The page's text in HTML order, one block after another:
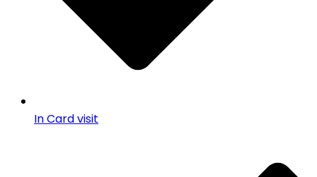
In Card visit